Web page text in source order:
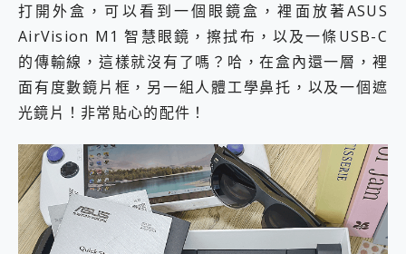
打開外盒，可以看到一個眼鏡盒，裡面放著ASUS
AirVision M1 智慧眼鏡，擦拭布，以及一條USB-C
的傳輸線，這樣就沒有了嗎？哈，在盒內還一層，裡
面有度數鏡片框，另一組人體工學鼻托，以及一個遮
光鏡片！非常貼心的配件！